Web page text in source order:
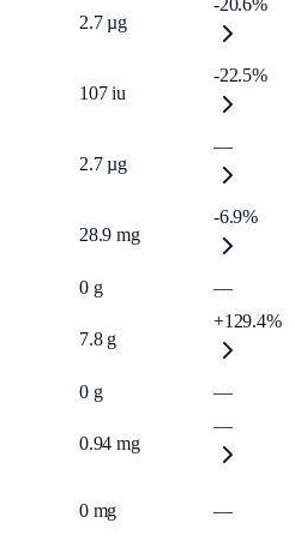
2.7 µg
-20.6%
107 iu
-22.5%
2.7 µg
—
28.9 mg
-6.9%
0 g —
7.8 g
+129.4%
0 g
—
0.94 mg
—
0 mg —